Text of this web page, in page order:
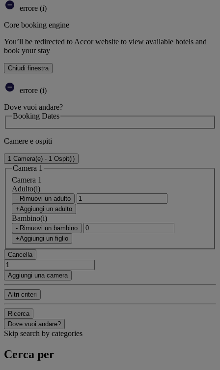
errore (i)
Core booking engine
You’ll be redirected to Accor website to view available hotels and
book your stay
Chiudi finestra
errore (i)
Dove vuoi andare?
Booking Dates
Camere e ospiti
1 Camera(e) - 1 Ospit(i)
Camera 1
Camera 1
Adulto(i)
- Rimuovi un adulto
+Aggiungi un adulto
Bambino(i)
- Rimuovi un bambino
+Aggiungi un figlio
Cancella
Aggiungi una camera
Altri criteri
Ricerca
Dove vuoi andare?
Skip search by categories
Cerca per